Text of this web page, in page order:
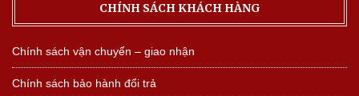
CHÍNH SÁCH KHÁCH HÀNG
Chính sách vận chuyển – giao nhận
Chính sách bảo hành đổi trả